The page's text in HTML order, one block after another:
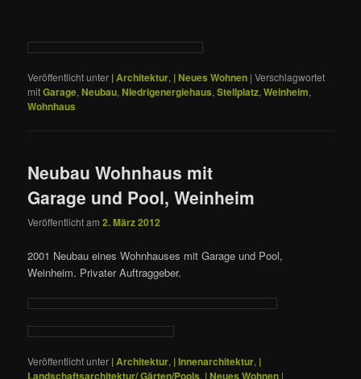
Veröffentlicht unter | Architektur, | Neues Wohnen |Verschlagwortet
mitGarage,Neubau,NIedrigenergiehaus,Stellplatz,Weinheim,
Wohnhaus
Neubau Wohnhaus mit
Garage und Pool, Weinheim
Veröffentlicht am2. März 2012
2001 Neubau eines Wohnhauses mit Garage und Pool,
Weinheim. Privater Auftraggeber.
Veröffentlicht unter | Architektur, | Innenarchitektur, |
Landschaftsarchitektur/ Gärten/Pools, | Neues Wohnen |